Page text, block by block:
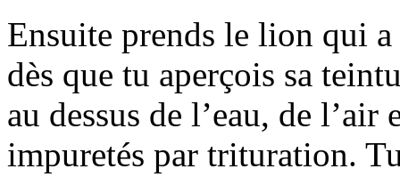
Ensuite prends le lion qui
dès que tu aperçois sa
au dessus de l’eau, de l’air
impuretés par trituration.